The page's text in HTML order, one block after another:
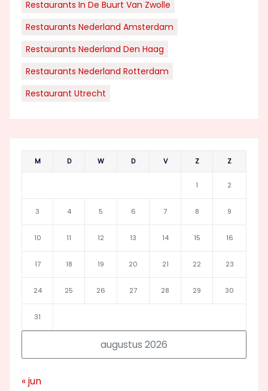
Restaurants In De Buurt Van Zwolle
Restaurants Nederland Amsterdam
Restaurants Nederland Den Haag
Restaurants Nederland Rotterdam
Restaurant Utrecht
augustus 2026
M D W D V Z Z
1 2
3 4 5 6 7 8 9
10 11 12 13 14 15 16
17 18 19 20 21 22 23
24 25 26 27 28 29 30
31
« jun